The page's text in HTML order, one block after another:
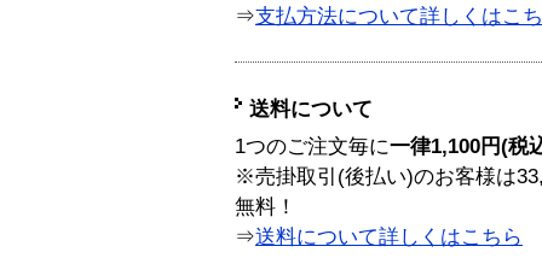
⇒支払方法について詳しくはこ
送料について
1つのご注文毎に一律1,100円(税
※売掛取引(後払い)のお客様は
無料！
⇒送料について詳しくはこちら